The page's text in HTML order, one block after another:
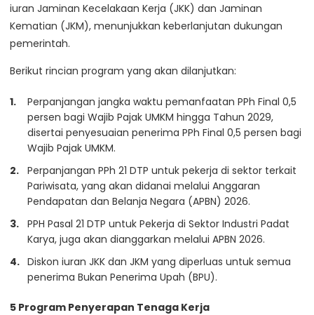
iuran Jaminan Kecelakaan Kerja (JKK) dan Jaminan
Kematian (JKM), menunjukkan keberlanjutan dukungan
pemerintah.
Berikut rincian program yang akan dilanjutkan:
Perpanjangan jangka waktu pemanfaatan PPh Final 0,5
persen bagi Wajib Pajak UMKM hingga Tahun 2029,
disertai penyesuaian penerima PPh Final 0,5 persen bagi
Wajib Pajak UMKM.
Perpanjangan PPh 21 DTP untuk pekerja di sektor terkait
Pariwisata, yang akan didanai melalui Anggaran
Pendapatan dan Belanja Negara (APBN) 2026.
PPH Pasal 21 DTP untuk Pekerja di Sektor Industri Padat
Karya, juga akan dianggarkan melalui APBN 2026.
Diskon iuran JKK dan JKM yang diperluas untuk semua
penerima Bukan Penerima Upah (BPU).
5 Program Penyerapan Tenaga Kerja